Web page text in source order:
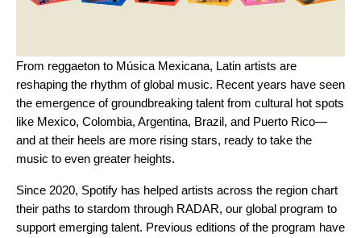
From reggaeton to Música Mexicana, Latin artists are
reshaping the rhythm of global music. Recent years have seen
the emergence of groundbreaking talent from cultural hot spots
like Mexico, Colombia, Argentina, Brazil, and Puerto Rico—
and at their heels are more rising stars, ready to take the
music to even greater heights.
Since 2020, Spotify has helped artists across the region chart
their paths to stardom through RADAR, our global program to
support emerging talent. Previous editions of the program have